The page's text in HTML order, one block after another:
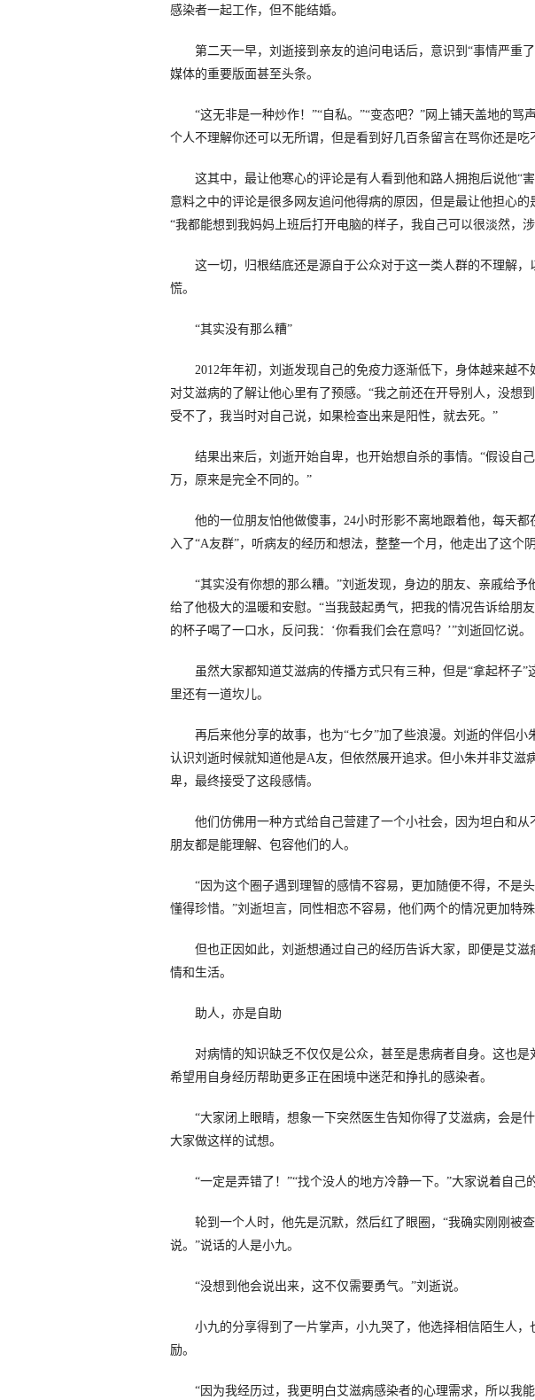
感染者一起工作，但不能结婚。
第二天一早，刘逝接到亲友的追问电话后，意识到“事情严重了
媒体的重要版面甚至头条。
“这无非是一种炒作！”“自私。”“变态吧？”网上铺天盖地的骂
个人不理解你还可以无所谓，但是看到好几百条留言在骂你还是吃
这其中，最让他寒心的评论是有人看到他和路人拥抱后说他“害
意料之中的评论是很多网友追问他得病的原因，但是最让他担心的
“我都能想到我妈妈上班后打开电脑的样子，我自己可以很淡然，
这一切，归根结底还是源自于公众对于这一类人群的不理解，
慌。
“其实没有那么糟”
2012年年初，刘逝发现自己的免疫力逐渐低下，身体越来越不
对艾滋病的了解让他心里有了预感。“我之前还在开导别人，没想
受不了，我当时对自己说，如果检查出来是阳性，就去死。”
结果出来后，刘逝开始自卑，也开始想自杀的事情。“假设自己
万，原来是完全不同的。”
他的一位朋友怕他做傻事，24小时形影不离地跟着他，每天都
入了“A友群”，听病友的经历和想法，整整一个月，他走出了这个阴
“其实没有你想的那么糟。”刘逝发现，身边的朋友、亲戚给予
给了他极大的温暖和安慰。“当我鼓起勇气，把我的情况告诉给朋
的杯子喝了一口水，反问我：‘你看我们会在意吗？’”刘逝回忆说。
虽然大家都知道艾滋病的传播方式只有三种，但是“拿起杯子”
里还有一道坎儿。
再后来他分享的故事，也为“七夕”加了些浪漫。刘逝的伴侣小
认识刘逝时候就知道他是A友，但依然展开追求。但小朱并非艾滋
卑，最终接受了这段感情。
他们仿佛用一种方式给自己营建了一个小社会，因为坦白和从
朋友都是能理解、包容他们的人。
“因为这个圈子遇到理智的感情不容易，更加随便不得，不是头
懂得珍惜。”刘逝坦言，同性相恋不容易，他们两个的情况更加特殊
但也正因如此，刘逝想通过自己的经历告诉大家，即便是艾滋
情和生活。
助人，亦是自助
对病情的知识缺乏不仅仅是公众，甚至是患病者自身。这也是
希望用自身经历帮助更多正在困境中迷茫和挣扎的感染者。
“大家闭上眼睛，想象一下突然医生告知你得了艾滋病，会是什
大家做这样的试想。
“一定是弄错了！”“找个没人的地方冷静一下。”大家说着自己的
轮到一个人时，他先是沉默，然后红了眼圈，“我确实刚刚被
说。”说话的人是小九。
“没想到他会说出来，这不仅需要勇气。”刘逝说。
小九的分享得到了一片掌声，小九哭了，他选择相信陌生人，
励。
“因为我经历过，我更明白艾滋病感染者的心理需求，所以我能